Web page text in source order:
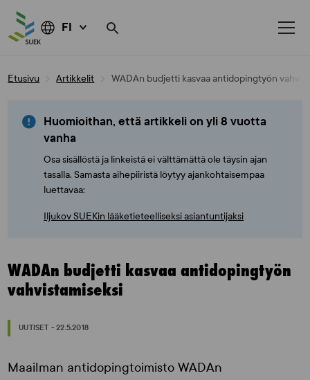
FI
Etusivu Artikkelit WADAn budjetti kasvaa antidopingtyön
Huomioithan, että artikkeli on yli 8 vuotta
vanha
Osa sisällöstä ja linkeistä ei välttämättä ole täysin ajan
tasalla. Samasta aihepiiristä löytyy ajankohtaisempaa
luettavaa:
Iljukov SUEKin lääketieteelliseksi asiantuntijaksi
WADAn budjetti kasvaa antidopingtyön
vahvistamiseksi
UUTISET - 22.5.2018
Maailman antidopingtoimisto WADAn